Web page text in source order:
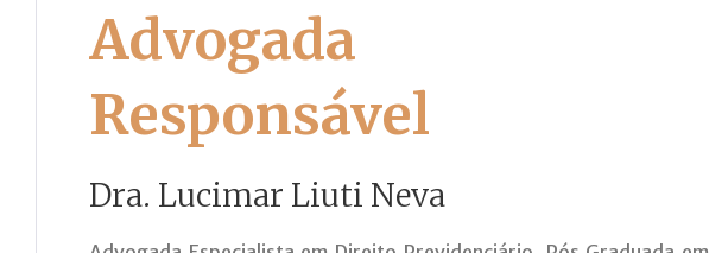
Advogada
Responsável
Dra. Lucimar Liuti Neva